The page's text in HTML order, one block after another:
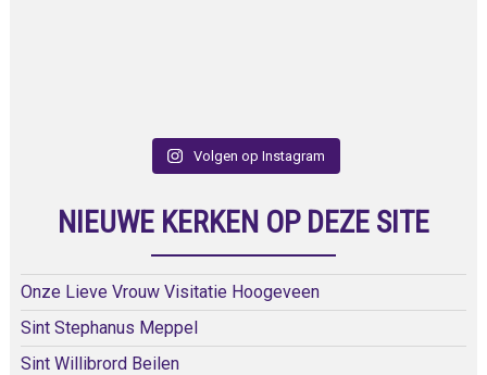
Volgen op Instagram
NIEUWE KERKEN OP DEZE SITE
Onze Lieve Vrouw Visitatie Hoogeveen
Sint Stephanus Meppel
Sint Willibrord Beilen